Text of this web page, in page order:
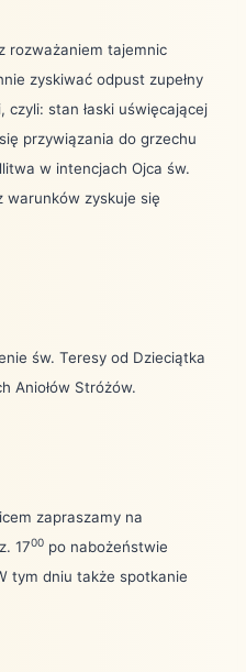
rozważaniem tajemnic
zyskiwać odpust zupełny
czyli: stan łaski uświęcającej
przywiązania do grzechu
w intencjach Ojca św.
warunków zyskuje się
św. Teresy od Dzieciątka
Aniołów Stróżów.
zapraszamy na
1700 po nabożeństwie
tym dniu także spotkanie